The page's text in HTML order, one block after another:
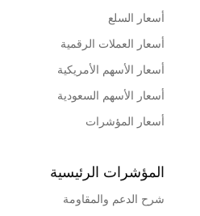
أسعار السلع
أسعار العملات الرقمية
أسعار الأسهم الأمريكية
أسعار الأسهم السعودية
أسعار المؤشرات
المؤشرات الرئيسية
شرح الدعم والمقاومة